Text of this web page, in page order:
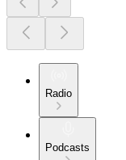
Radio
Podcasts